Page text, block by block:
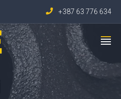
+387 63 776 634